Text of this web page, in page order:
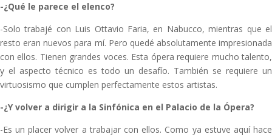
-¿Qué le parece el elenco?
-Solo trabajé con Luis Ottavio Faria, en Nabucco, mientras que el
resto eran nuevos para mí. Pero quedé absolutamente impresionada
con ellos. Tienen grandes voces. Esta ópera requiere mucho talento,
y el aspecto técnico es todo un desafío. También se requiere un
virtuosismo que cumplen perfectamente estos artistas.
-¿Y volver a dirigir a la Sinfónica en el Palacio de la Ópera?
-Es un placer volver a trabajar con ellos. Como ya estuve aquí hace